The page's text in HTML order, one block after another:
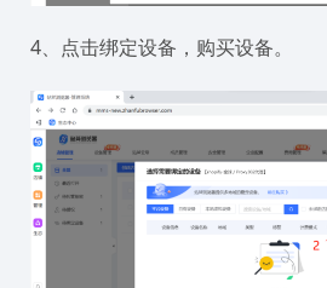
4、点击绑定设备，购买设备。